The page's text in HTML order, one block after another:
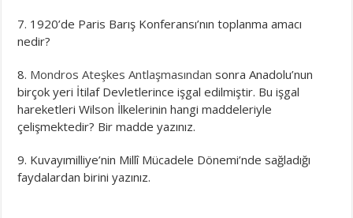
7. 1920’de Paris Barış Konferansı’nın toplanma amacı
nedir?
8. Mondros Ateşkes Antlaşmasından sonra Anadolu’nun
birçok yeri İtilaf Devletlerince işgal edilmiştir. Bu işgal
hareketleri Wilson İlkelerinin hangi maddeleriyle
çelişmektedir? Bir madde yazınız.
9. Kuvayımilliye’nin Millî Mücadele Dönemi’nde sağladığı
faydalardan birini yazınız.